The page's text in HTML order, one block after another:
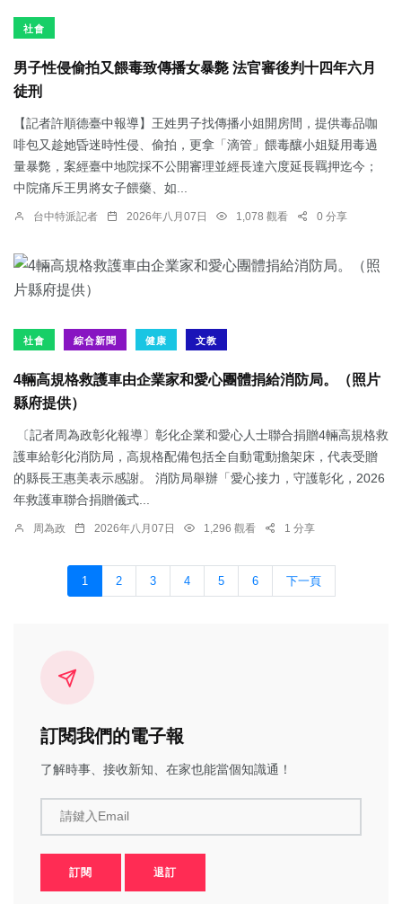
社會
男子性侵偷拍又餵毒致傳播女暴斃 法官審後判十四年六月
徒刑
【記者許順德臺中報導】王姓男子找傳播小姐開房間，提供毒品咖
啡包又趁她昏迷時性侵、偷拍，更拿「滴管」餵毒釀小姐疑用毒過
量暴斃，案經臺中地院採不公開審理並經長達六度延長羈押迄今；
中院痛斥王男將女子餵藥、如...
台中特派記者 2026年八月07日 1,078 觀看 0 分享
社會 綜合新聞 健康 文教
4輛高規格救護車由企業家和愛心團體捐給消防局。（照片
縣府提供）
〔記者周為政彰化報導〕彰化企業和愛心人士聯合捐贈4輛高規格救
護車給彰化消防局，高規格配備包括全自動電動擔架床，代表受贈
的縣長王惠美表示感謝。 消防局舉辦「愛心接力，守護彰化，2026
年救護車聯合捐贈儀式...
周為政 2026年八月07日 1,296 觀看 1 分享
1 2 3 4 5 6 下一頁
訂閱我們的電子報
了解時事、接收新知、在家也能當個知識通！
請鍵入Email
訂閱 退訂